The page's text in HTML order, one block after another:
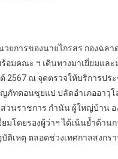
วยการของนายไกรสร กองฉ
มคณะ ฯ เดินทางมาเยี่ยมแล
2567 ณ จุดตรวจให้บริการป
ภัทดอนซุยแป ปลัดอำเภออาวุ
นราชการ กำนัน ผู้ใหญ่บ้าน อ
มโดยรองผู้ว่าฯ ได้เน้นย้ำด้า
เหตุ ตลอดช่วงเทศกาลสงกร